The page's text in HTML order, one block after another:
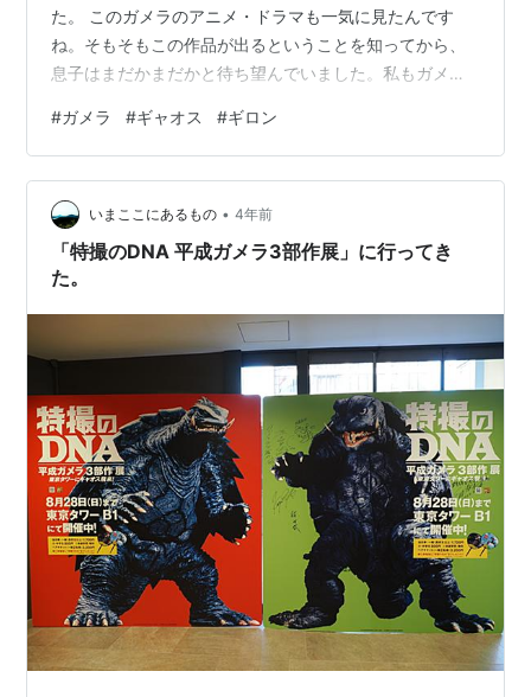
た。 このガメラのアニメ・ドラマも一気に見たんです
ね。そもそもこの作品が出るということを知ってから、
息子はまだかまだかと待ち望んでいました。私もガメラ
ていたんですね。実際は３D映像をふんだんにつかった映
画でした。Netflixで後悔していたウルトラマンと同じよ
うな絵の感じですね。 tails-of-devil.hatenablog.com こ
のウルトラマンとは違うのは、人間キャラクターです
ね。ウルトラマンはおそらく人が演…
#ガメラ #ギャオス #ギロン
いまここにあるもの • 4年前
「特撮のDNA 平成ガメラ3部作展」に行ってき
た。